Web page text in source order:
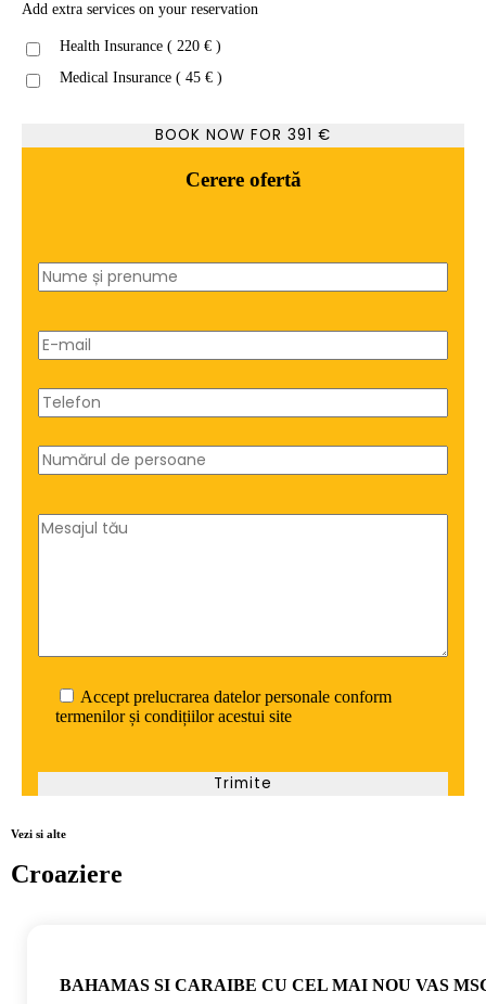
Add extra services on your reservation
Health Insurance ( 220 € )
Medical Insurance ( 45 € )
BOOK NOW FOR 391 €
Cerere ofertă
Accept prelucrarea datelor personale conform
termenilor și condițiilor acestui site
Vezi si alte
Croaziere
BAHAMAS SI CARAIBE CU CEL MAI NOU VAS